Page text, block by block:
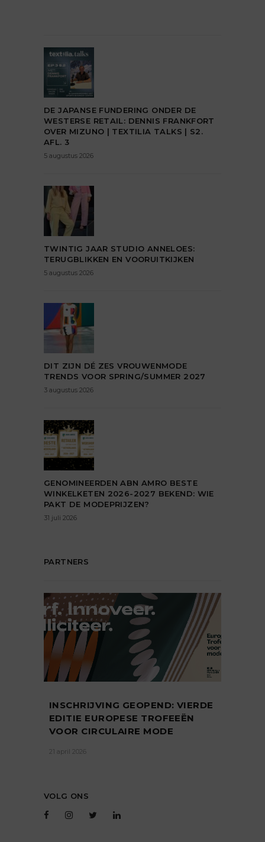
DE JAPANSE FUNDERING ONDER DE
WESTERSE RETAIL: DENNIS FRANKFORT
OVER MIZUNO | TEXTILIA TALKS | S2.
AFL. 3
5 augustus 2026
TWINTIG JAAR STUDIO ANNELOES:
TERUGBLIKKEN EN VOORUITKIJKEN
5 augustus 2026
DIT ZIJN DÉ ZES VROUWENMODE
TRENDS VOOR SPRING/SUMMER 2027
3 augustus 2026
GENOMINEERDEN ABN AMRO BESTE
WINKELKETEN 2026-2027 BEKEND: WIE
PAKT DE MODEPRIJZEN?
31 juli 2026
PARTNERS
INSCHRIJVING GEOPEND: VIERDE
EDITIE EUROPESE TROFEEËN
VOOR CIRCULAIRE MODE
21 april 2026
VOLG ONS